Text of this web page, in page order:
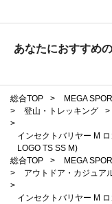
あなたにおすすめ
総合TOP > MEGA
>
登山・トレッキング >
>
インセクトバリヤー M
LOGO TS SS M)
総合TOP
> MEGA
>
アウトドア・カジュア
>
インセクトバリヤー M